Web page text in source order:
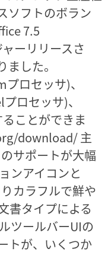
ソフトのボラン
7.5
ーリリースさ
した。
ロセッサ)、
ロセッサ)、
ことができま
download/ 主
サポートが大幅
ンアイコンと
カラフルで鮮や
書タイプによる
ツールバーUIの
トが、いくつか